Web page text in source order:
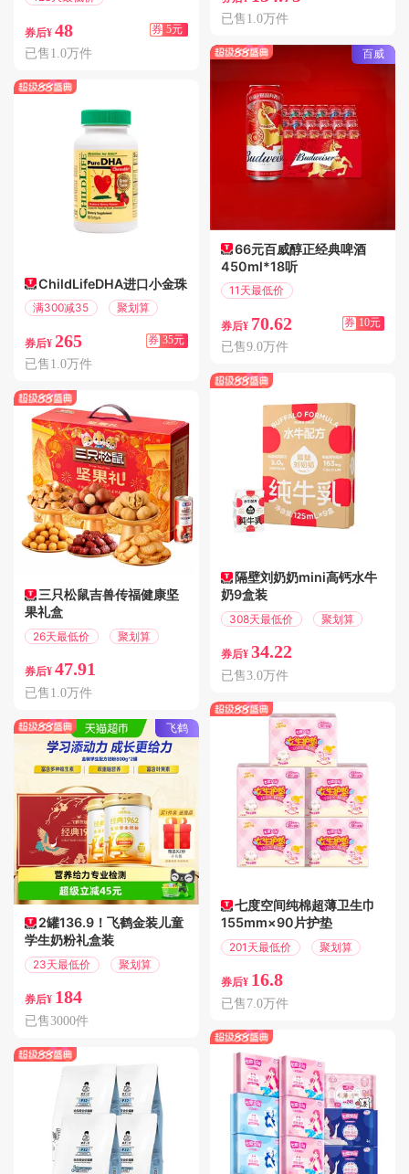
券后¥ 48 券 5元
已售1.0万件
ChildLifeDHA进口小金珠
满300减35 聚划算
券后¥ 265 券 35元
已售1.0万件
三只松鼠吉兽传福健康坚
果礼盒
26天最低价 聚划算
券后¥ 47.91
已售1.0万件
飞鹤
2罐136.9！飞鹤金装儿童
学生奶粉礼盒装
23天最低价 聚划算
券后¥ 184
已售3000件
已售1.0万件
百威
66元百威醇正经典啤酒
450ml*18听
11天最低价
券后¥ 70.62 券 10元
已售9.0万件
隔壁刘奶奶mini高钙水牛
奶9盒装
308天最低价 聚划算
券后¥ 34.22
已售3.0万件
七度空间纯棉超薄卫生巾
155mm×90片护垫
201天最低价 聚划算
券后¥ 16.8
已售7.0万件